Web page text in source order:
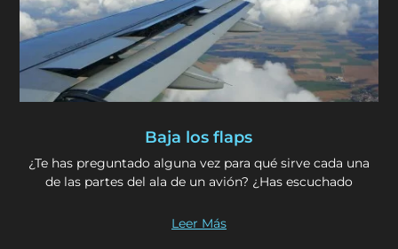
Baja los flaps
¿Te has preguntado alguna vez para qué sirve cada una
de las partes del ala de un avión? ¿Has escuchado
Leer Más